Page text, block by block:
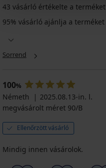
Selmark
Shaper
nélküli
uj...
23 590
Ft
43 vásárló értékelte a terméket
95% vásárló ajánlja a terméket
Sorrend
100%
Németh
2025.08.13-in. l.
megvásárolt méret 90/B
Ellenőrzött vásárló
Mindig innen vásárolok.